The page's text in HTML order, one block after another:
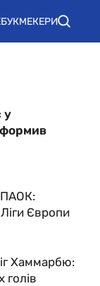
БУКМЕКЕРИ
у
ПАОК:
Європи
Хаммарбю:
голів